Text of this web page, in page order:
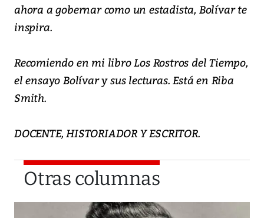
ahora a gobernar como un estadista, Bolívar te
inspira.
Recomiendo en mi libro Los Rostros del Tiempo,
el ensayo Bolívar y sus lecturas. Está en Riba
Smith.
DOCENTE, HISTORIADOR Y ESCRITOR.
Otras columnas